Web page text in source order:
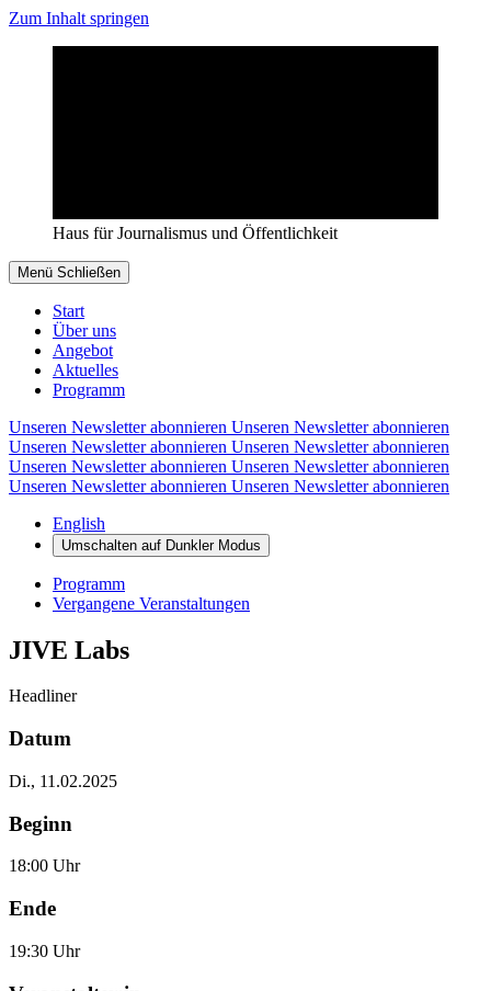
Zum Inhalt springen
Haus für Journalismus und Öffentlichkeit
Menü Schließen
Start
Über uns
Angebot
Aktuelles
Programm
Unseren Newsletter abonnieren Unseren Newsletter abonnieren
Unseren Newsletter abonnieren Unseren Newsletter abonnieren
Unseren Newsletter abonnieren Unseren Newsletter abonnieren
Unseren Newsletter abonnieren Unseren Newsletter abonnieren
English
Umschalten auf DunklerModus
Programm
Vergangene Veranstaltungen
JIVE Labs
Headliner
Datum
Di., 11.02.2025
Beginn
18:00 Uhr
Ende
19:30 Uhr